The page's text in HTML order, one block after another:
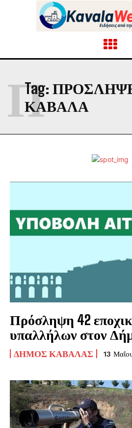
Tag:
ΚΑΒΑΛΑ
Π
Πρόσληψη 42
υπαλλήλων στον
ΔΉΜΟΣ ΚΑΒΆΛΑΣ 13